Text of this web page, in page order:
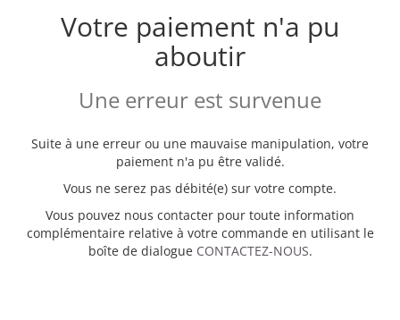
Votre paiement n'a pu
aboutir
Une erreur est survenue
Suite à une erreur ou une mauvaise manipulation, votre
paiement n'a pu être validé.
Vous ne serez pas débité(e) sur votre compte.
Vous pouvez nous contacter pour toute information
complémentaire relative à votre commande en utilisant le
boîte de dialogue CONTACTEZ-NOUS.